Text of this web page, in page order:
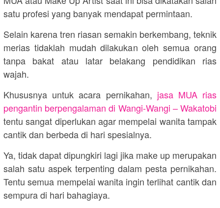
satu profesi yang banyak mendapat permintaan.
Selain karena tren riasan semakin berkembang, teknik
merias tidaklah mudah dilakukan oleh semua orang
tanpa bakat atau latar belakang pendidikan rias
wajah.
Khususnya untuk acara pernikahan, jasa MUA rias
pengantin berpengalaman di Wangi-Wangi – Wakatobi
tentu sangat diperlukan agar mempelai wanita tampak
cantik dan berbeda di hari spesialnya.
Ya, tidak dapat dipungkiri lagi jika make up merupakan
salah satu aspek terpenting dalam pesta pernikahan.
Tentu semua mempelai wanita ingin terlihat cantik dan
sempura di hari bahagiaya.